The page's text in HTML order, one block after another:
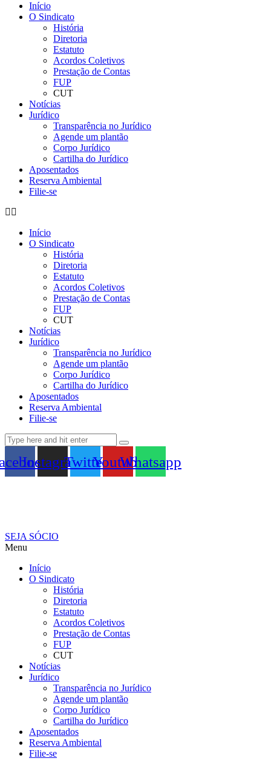
Início
O Sindicato
História
Diretoria
Estatuto
Acordos Coletivos
Prestação de Contas
FUP
CUT
Notícias
Jurídico
Transparência no Jurídico
Agende um plantão
Corpo Jurídico
Cartilha do Jurídico
Aposentados
Reserva Ambiental
Filie-se
Início
O Sindicato
História
Diretoria
Estatuto
Acordos Coletivos
Prestação de Contas
FUP
CUT
Notícias
Jurídico
Transparência no Jurídico
Agende um plantão
Corpo Jurídico
Cartilha do Jurídico
Aposentados
Reserva Ambiental
Filie-se
InstagramTwitterYoutubeWhatsapp
SEJA SÓCIO
Menu
Início
O Sindicato
História
Diretoria
Estatuto
Acordos Coletivos
Prestação de Contas
FUP
CUT
Notícias
Jurídico
Transparência no Jurídico
Agende um plantão
Corpo Jurídico
Cartilha do Jurídico
Aposentados
Reserva Ambiental
Filie-se